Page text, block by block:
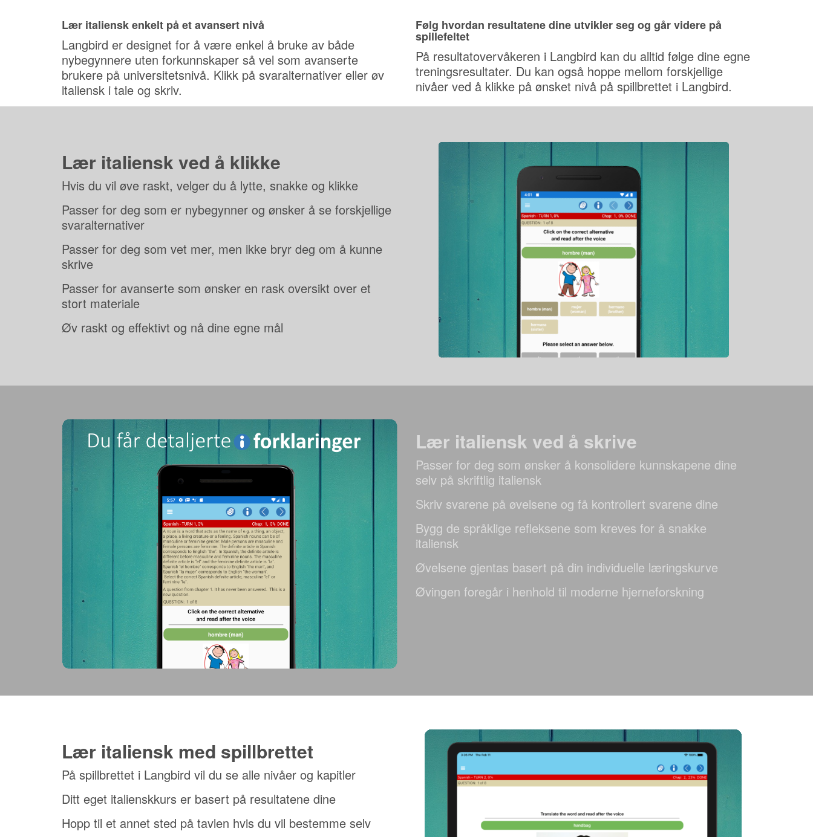
Lær italiensk enkelt på et avansert nivå
Langbird er designet for å være enkel å bruke av både
nybegynnere uten forkunnskaper så vel som avanserte
brukere på universitetsnivå. Klikk på svaralternativer eller øv
italiensk i tale og skriv.
Følg hvordan resultatene dine utvikler seg og går videre på
spillefeltet
På resultatovervåkeren i Langbird kan du alltid følge dine egne
treningsresultater. Du kan også hoppe mellom forskjellige
nivåer ved å klikke på ønsket nivå på spillbrettet i Langbird.
Lær italiensk ved å klikke
Hvis du vil øve raskt, velger du å lytte, snakke og klikke
Passer for deg som er nybegynner og ønsker å se forskjellige
svaralternativer
Passer for deg som vet mer, men ikke bryr deg om å kunne
skrive
Passer for avanserte som ønsker en rask oversikt over et
stort materiale
Øv raskt og effektivt og nå dine egne mål
Lær italiensk ved å skrive
Passer for deg som ønsker å konsolidere kunnskapene dine
selv på skriftlig italiensk
Skriv svarene på øvelsene og få kontrollert svarene dine
Bygg de språklige refleksene som kreves for å snakke
italiensk
Øvelsene gjentas basert på din individuelle læringskurve
Øvingen foregår i henhold til moderne hjerneforskning
Lær italiensk med spillbrettet
På spillbrettet i Langbird vil du se alle nivåer og kapitler
Ditt eget italienskkurs er basert på resultatene dine
Hopp til et annet sted på tavlen hvis du vil bestemme selv